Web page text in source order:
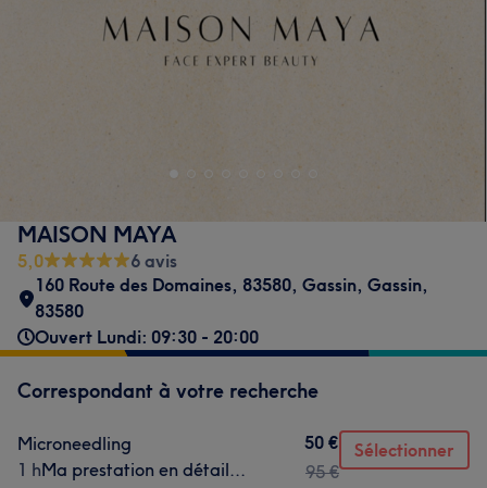
MAISON MAYA
5,0
6 avis
160 Route des Domaines, 83580, Gassin, Gassin,
83580
Ouvert Lundi: 09:30 - 20:00
Correspondant à votre recherche
Microneedling
1 hMa prestation en détail...
50 €
95 €
Sélectionner